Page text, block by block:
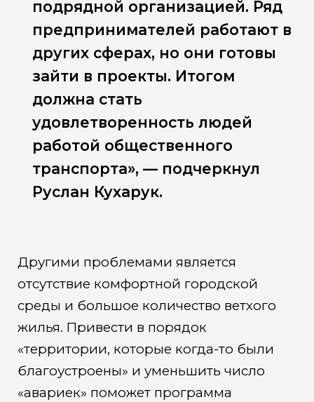
подрядной организацией. Ряд
предпринимателей работают в
других сферах, но они готовы
зайти в проекты. Итогом
должна стать
удовлетворенность людей
работой общественного
транспорта», — подчеркнул
Руслан Кухарук.
Другими проблемами является
отсутствие комфортной городской
среды и большое количество ветхого
жилья. Привести в порядок
«территории, которые когда-то были
благоустроены» и уменьшить число
«авариек» поможет программа